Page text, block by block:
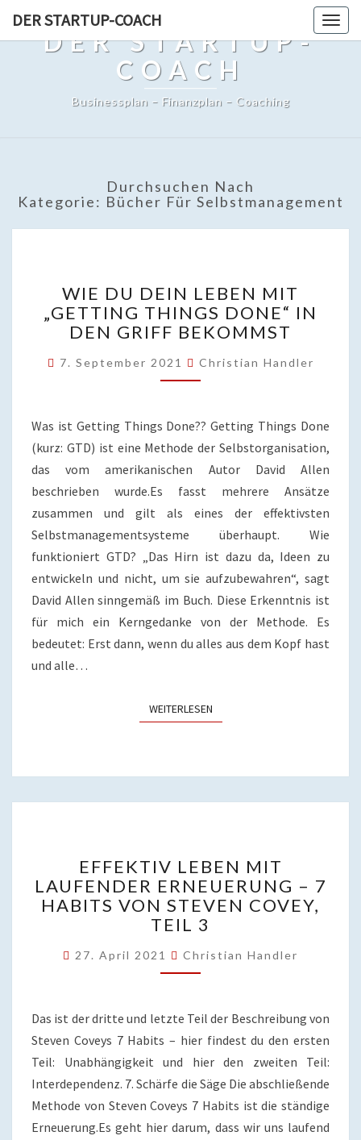
DER STARTUP-COACH
DER STARTUP-
COACH
Businessplan – Finanzplan – Coaching
Durchsuchen Nach
Kategorie: Bücher Für Selbstmanagement
DU
DEIN
LEBEN
„GETTING
THINGS
DEN
GRIFF
BEKOMMST
WIE DU DEIN LEBEN MIT
„GETTING THINGS DONE“ IN
DEN GRIFF BEKOMMST
7. September 2021 Christian Handler
Was ist Getting Things Done?? Getting Things Done
(kurz: GTD) ist eine Methode der Selbstorganisation,
das vom amerikanischen Autor David Allen
beschrieben wurde.Es fasst mehrere Ansätze
zusammen und gilt als eines der effektivsten
Selbstmanagementsysteme überhaupt. Wie
funktioniert GTD? „Das Hirn ist dazu da, Ideen zu
entwickeln und nicht, um sie aufzubewahren“, sagt
David Allen sinngemäß im Buch. Diese Erkenntnis ist
für mich ein Kerngedanke von der Methode. Es
bedeutet: Erst dann, wenn du alles aus dem Kopf hast
und alle…
WEITERLESENWEITERLESEN
LEBEN
MIT
LAUFENDER
ERNEUERUNG
7
HABITS
COVEY,
TEIL
3
EFFEKTIV LEBEN MIT
LAUFENDER ERNEUERUNG – 7
HABITS VON STEVEN COVEY,
TEIL 3
27. April 2021 Christian Handler
Das ist der dritte und letzte Teil der Beschreibung von
Steven Coveys 7 Habits – hier findest du den ersten
Teil: Unabhängigkeit und hier den zweiten Teil:
Interdependenz. 7. Schärfe die Säge Die abschließende
Methode von Steven Coveys 7 Habits ist die ständige
Erneuerung.Es geht hier darum, dass wir uns laufend